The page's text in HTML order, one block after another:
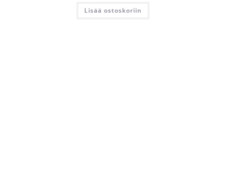
Lisää ostoskoriin